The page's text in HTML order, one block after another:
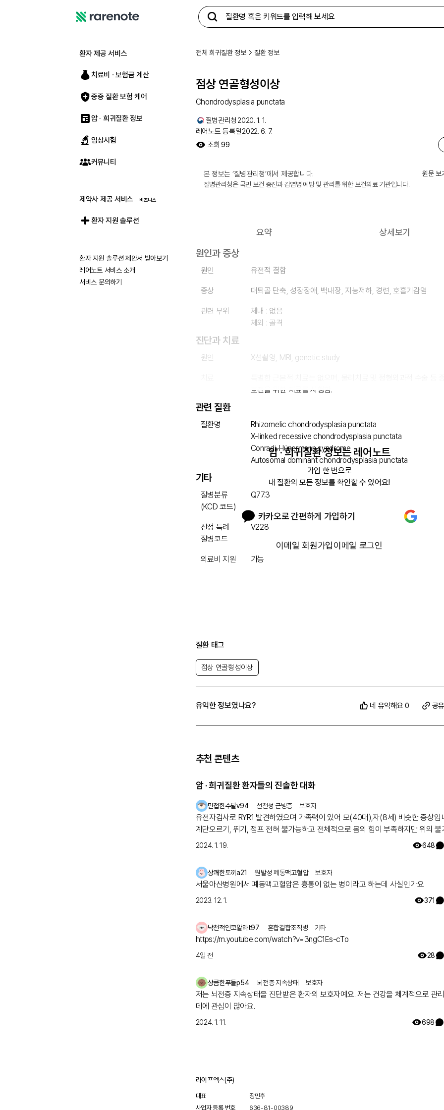
트
환자 제공 서비스
치료비 ∙ 보험금 계산
중증 질환 보험 케어
암 · 희귀질환 정보
임상시험
커뮤니티
제약사 제공 서비스
환자 지원 솔루션
환자 지원 솔루션 제안서 받아보기
레어노트 서비스 소개
서비스 문의하기
전체 희귀질환 정보 질환 정보
점상 연골형성이상
Chondrodysplasia punctata
질병관리청 2020. 1. 1.
레어노트 등록일2022. 6. 7.
조회 99
본 정보는 ‘질병관리청’에서 제공합니다.
원문 보
질병관리청은 국민 보건 증진과 감염병 예방 및 관리를 위한 보건의료 기관입니다.
요약 상세보기
원인과 증상
원인 유전적 결함
증상 대퇴골 단축, 성장장애, 백내장, 지능저하, 경련, 호흡기감염
관련 부위
체내 : 없음
체외 : 골격
진단과 치료
원인 X선촬영, MRI, genetic study
호전을 위한 치료를 시행함.
관련 질환
질환명
Rhizomelic chondrodysplasia punctata
X-linked recessive chondrodysplasia punctata
Conradi-Hünermann syndrome
Autosomal dominant chondrodysplasia punctata
기타
질병분류
(KCD 코드)
Q77.3
산정 특례
질병코드
V228
의료비 지원 가능
암 · 희귀질환 정보는 레어노트
가입 한 번으로
내 질환의 모든 정보를 확인할 수 있어요!
카카오로 간편하게 가입하기
이메일 회원가입이메일 로그인
질환 태그
점상 연골형성이상
유익한 정보였나요? 네 유익해요 0 공
추천 콘텐츠
암 · 희귀질환 환자들의 진솔한 대화
민첩한수달v94 선천성 근병증 보호자
유전자검사로 RYR1 발견하였으며 가족력이 있어 모(40대),자(8세) 비슷한 증상입니다.
계단오르기, 뛰기, 점프 전혀 불가능하고 전체적으로 몸의 힘이 부족하지만 위의 불
점을 빼고는 힘들지만 일상생활 가능합니다. 모의 유아시절인 35년전 서울대병원 진료를
지내다가 출산후 첫째아이도 같은 증상으로 서울대병원 방문하여 근육병의심으로
검사를 하였으나 정확한 이유는 찾지 못했고 국내에는 없는 유형이며 다른나라에도
케이스가 있나 알아보기로 하고 주기적으로 외래만 다녔습니다. 그렇게 아이가 7세가 되
고 지방병원에서 ryr1 발견하였고 드디어 모자 모두 최종진단 받았어요. 이 글 작성후 한달
기다려보자고 하십니다 ㅠㅠ
2024. 1. 19. 648
상쾌한토끼a21 원발성 폐동맥고혈압 보호자
서울아산병원에서 폐동맥고혈압은 흉통이 없는 병이라고 하는데 사실인가요
2023. 12. 1. 371
낙천적인코알라t97 혼합결합조직병 기타
https://m.youtube.com/watch?v=3ngC1Es-cTo
4일 전 28
상큼한푸들p54 뇌전증 지속상태 보호자
저는 뇌전증 지속상태을 진단받은 환자의 보호자예요. 저는 건강을 체계적으로 관
데에 관심이 많아요.
2024. 1. 11. 698
라이프엑스(주)
대표
장민후
사업자 등록 번호
636-81-00389